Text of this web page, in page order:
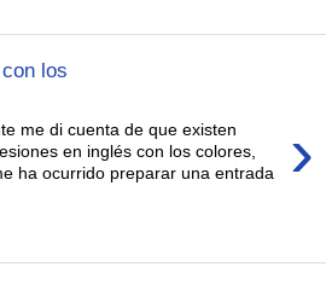
los
›
me di cuenta de que existen
en inglés con los colores,
ha ocurrido preparar una entrada